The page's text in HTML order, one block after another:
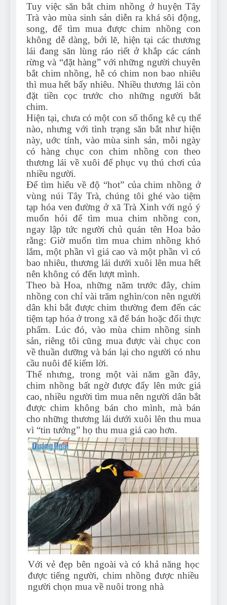
Tuy việc săn bắt chim nhồng ở huyện Tây
Trà vào mùa sinh sản diễn ra khá sôi động,
song, để tìm mua được chim nhồng con
không dễ dàng, bởi lẽ, hiện tại các thương
lái đang săn lùng ráo riết ở khắp các cánh
rừng và “đặt hàng” với những người chuyên
bắt chim nhồng, hễ có chim non bao nhiêu
thì mua hết bấy nhiêu. Nhiều thương lái còn
đặt tiền cọc trước cho những người bắt
chim.
Hiện tại, chưa có một con số thống kê cụ thể
nào, nhưng với tình trạng săn bắt như hiện
này, uớc tính, vào mùa sinh sản, mỗi ngày
có hàng chục con chim nhồng con theo
thương lái về xuôi để phục vụ thú chơi của
nhiều người.
Để tìm hiểu về độ “hot” của chim nhồng ở
vùng núi Tây Trà, chúng tôi ghé vào tiệm
tạp hóa ven đường ở xã Trà Xinh với ngỏ ý
muốn hỏi để tìm mua chim nhồng con,
ngay lập tức người chủ quán tên Hoa bảo
rằng: Giờ muốn tìm mua chim nhồng khó
lắm, một phần vì giá cao và một phần vì có
bao nhiêu, thương lái dưới xuôi lên mua hết
nên không có đến lượt mình.
Theo bà Hoa, những năm trước đây, chim
nhồng con chỉ vài trăm nghìn/con nên người
dân khi bắt được chim thường đem đến các
tiệm tạp hóa ở trong xã để bán hoặc đổi thực
phẩm. Lúc đó, vào mùa chim nhồng sinh
sản, riêng tôi cũng mua được vài chục con
về thuần dưỡng và bán lại cho người có nhu
cầu nuôi để kiếm lời.
Thế nhưng, trong một vài năm gần đây,
chim nhồng bất ngờ được đẩy lên mức giá
cao, nhiều người tìm mua nên người dân bắt
được chim không bán cho mình, mà bán
cho những thương lái dưới xuôi lên thu mua
vì “tin tưởng” họ thu mua giá cao hơn.
Với vẻ đẹp bên ngoài và có khả năng học
được tiếng người, chim nhồng được nhiều
người chọn mua về nuôi trong nhà